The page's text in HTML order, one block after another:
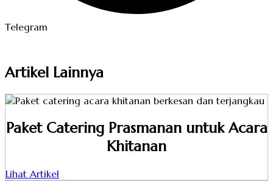
Telegram
Artikel Lainnya
Paket Catering Prasmanan untuk Acara
Khitanan
Lihat Artikel